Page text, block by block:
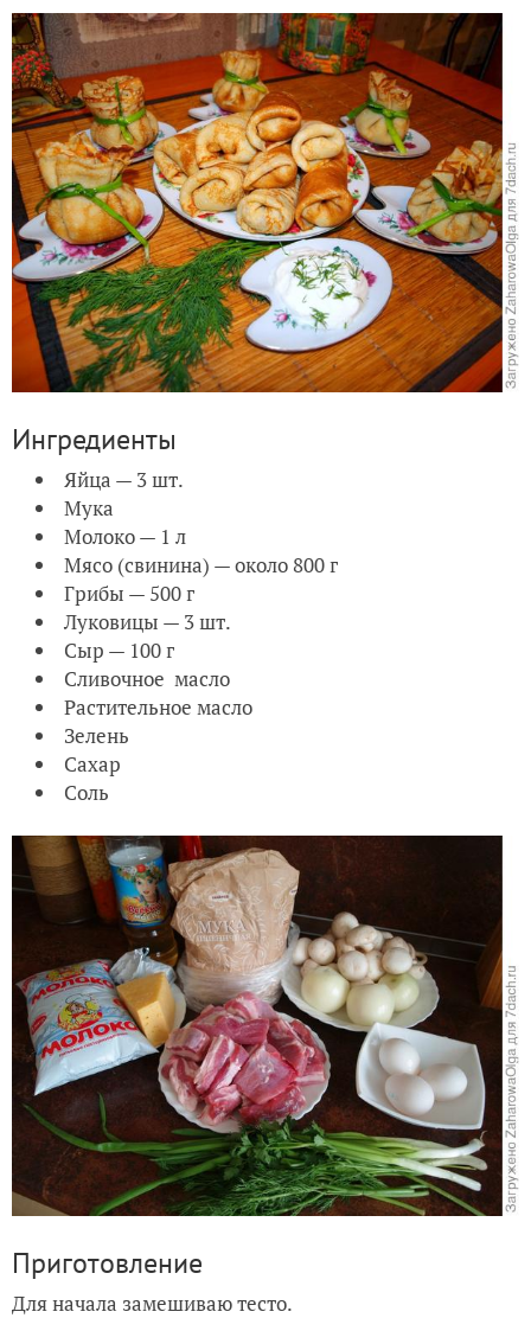
Ингредиенты
Яйца — 3 шт.
Мука
Молоко — 1 л
Мясо (свинина) — около 800 г
Грибы — 500 г
Луковицы — 3 шт.
Сыр — 100 г
Сливочное масло
Растительное масло
Зелень
Сахар
Соль
Приготовление
Для начала замешиваю тесто.